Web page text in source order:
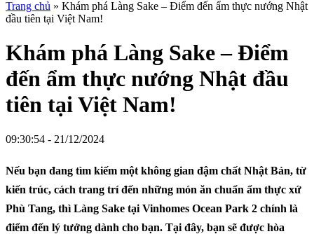
Trang chủ » Khám phá Làng Sake – Điểm đến ẩm thực nướng Nhật
đầu tiên tại Việt Nam!
Khám phá Làng Sake – Điểm
đến ẩm thực nướng Nhật đầu
tiên tại Việt Nam!
09:30:54 - 21/12/2024
Nếu bạn đang tìm kiếm một không gian đậm chất Nhật Bản, từ
kiến trúc, cách trang trí đến những món ăn chuẩn ẩm thực xứ
Phù Tang, thì Làng Sake tại Vinhomes Ocean Park 2 chính là
điểm đến lý tưởng dành cho bạn. Tại đây, bạn sẽ được hòa